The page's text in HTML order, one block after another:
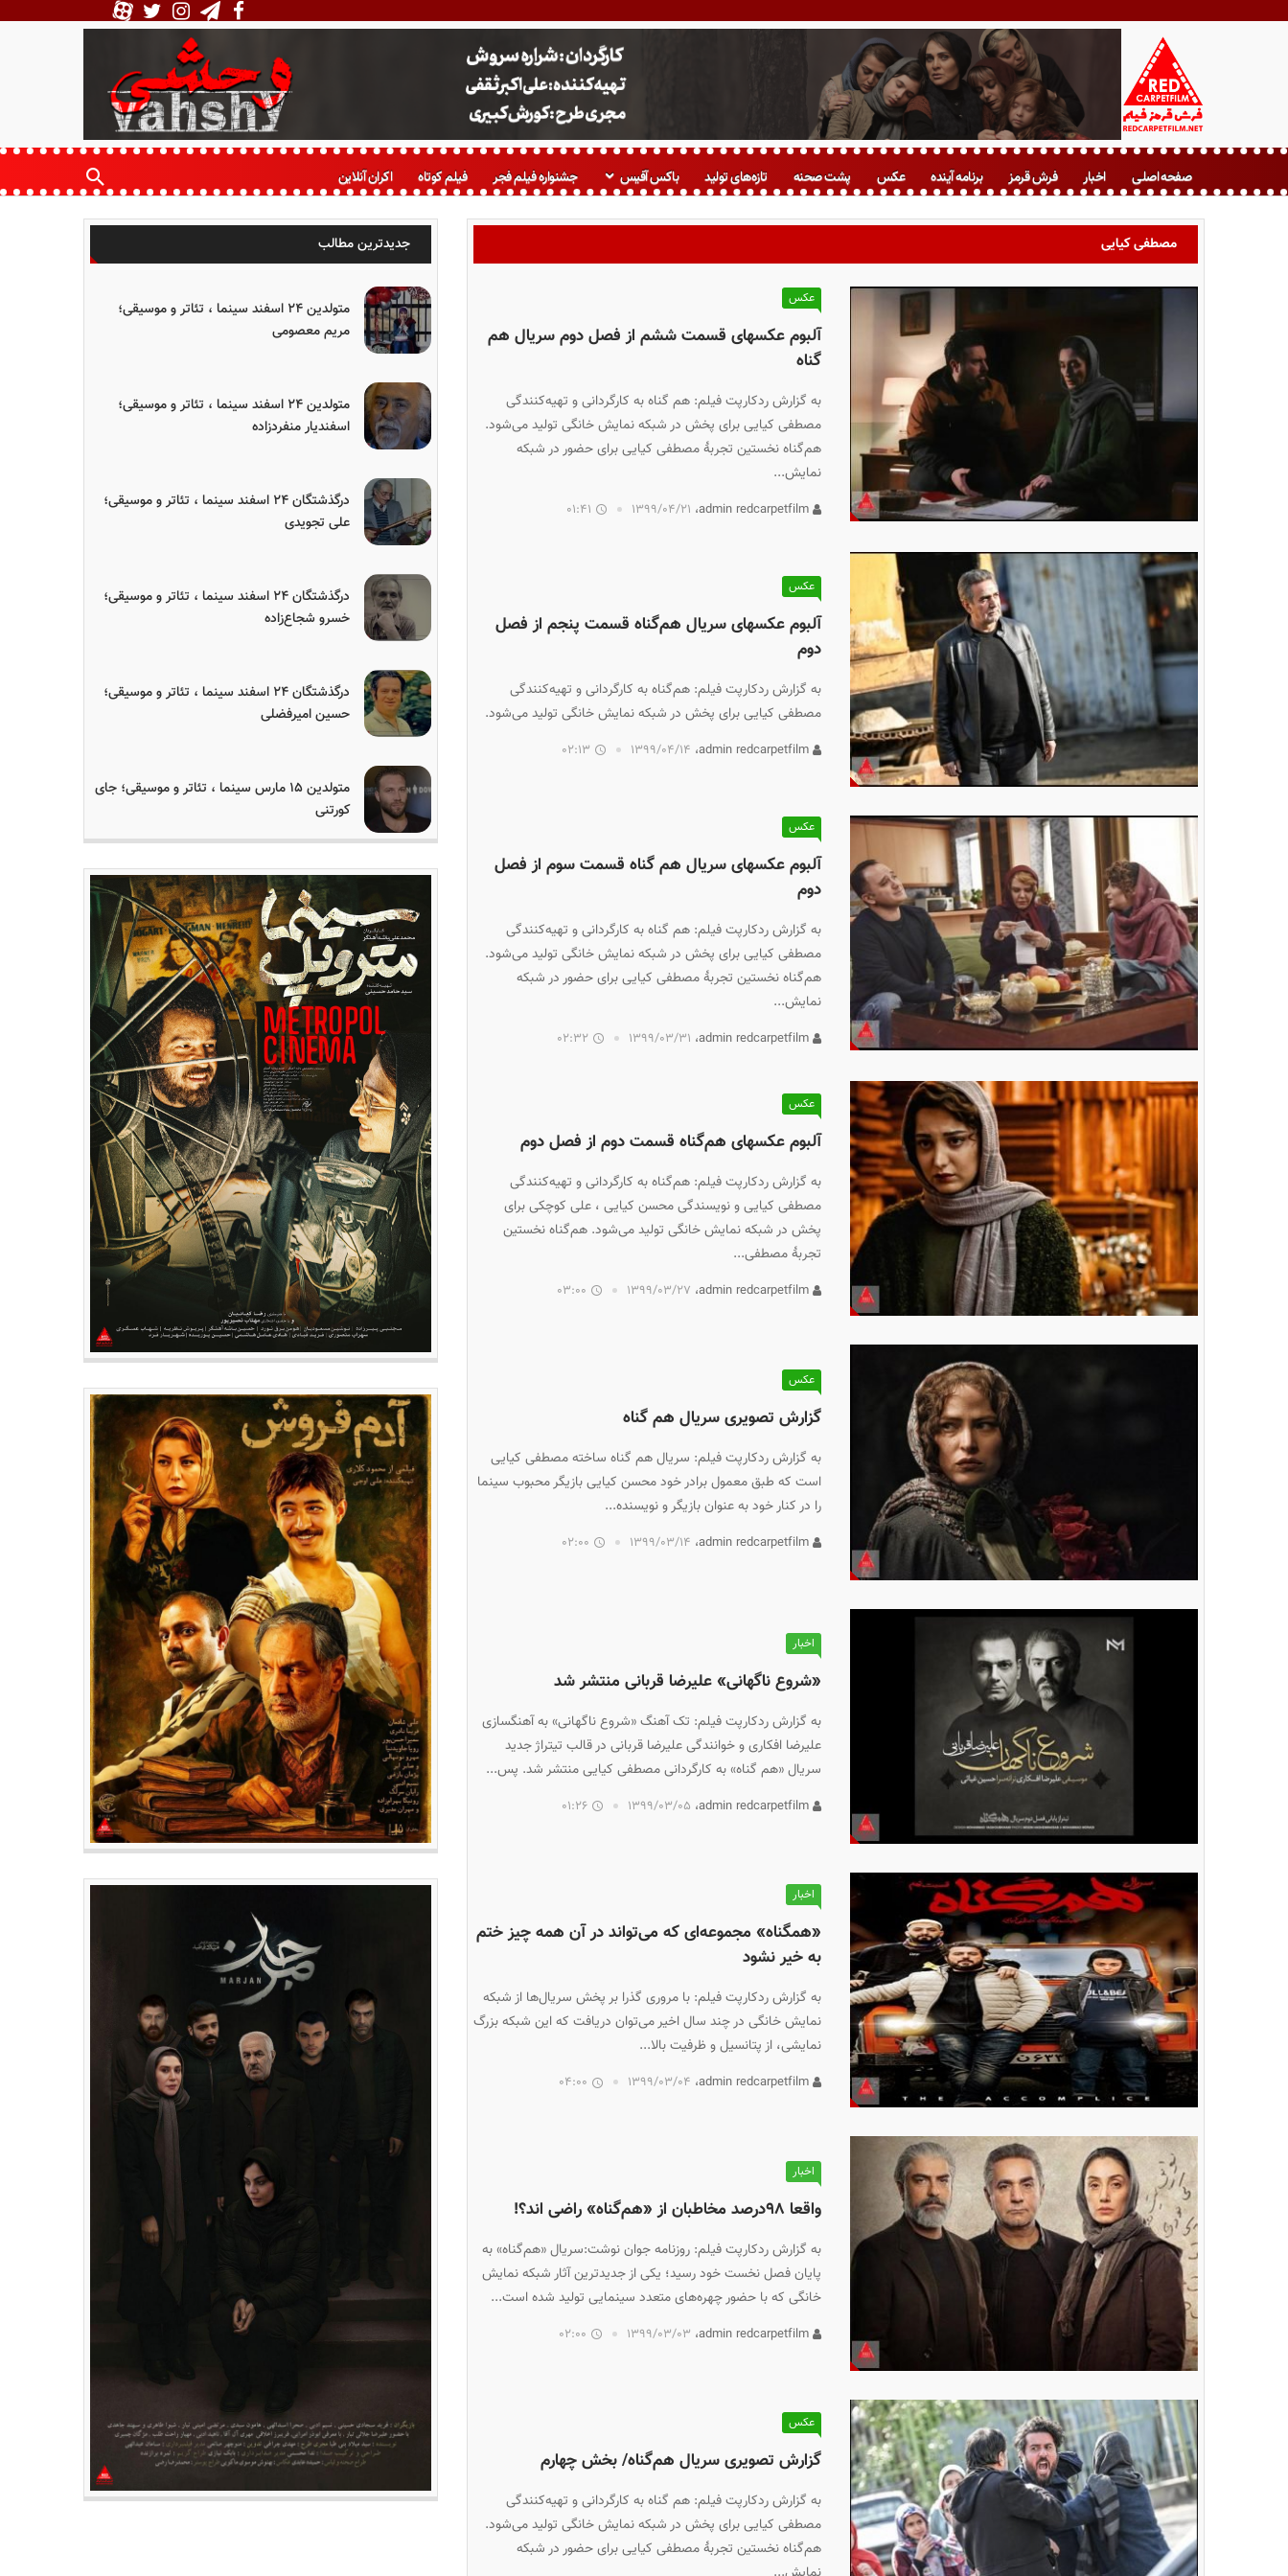
ف
ش
صفحه اصلی اخبار فرش قرمز برنامه آینده عکس پشت صحنه تازه‌های تولید باکس آفیس جشنواره فیلم فجر فیلم کوتاه اکران آنلاین
مصطفی کیایی
عکس
آلبوم عکسهای قسمت ششم از فصل دوم سریال هم
گناه
به گزارش ردکارپت فیلم: هم گناه به کارگردانی و تهیه‌کنندگی
مصطفی کیایی برای پخش در شبکه نمایش خانگی تولید می‌شود.
هم‌گناه نخستین تجربهٔ مصطفی کیایی برای حضور در شبکه
نمایش...
۱۳۹۹/۰۴/۲۱ 01:41
عکس
آلبوم عکسهای سریال هم‌گناه قسمت پنجم از فصل
دوم
به گزارش ردکارپت فیلم: هم‌گناه به کارگردانی و تهیه‌کنندگی
مصطفی کیایی برای پخش در شبکه نمایش خانگی تولید می‌شود.
۱۳۹۹/۰۴/۱۴ 02:13
عکس
آلبوم عکسهای سریال هم گناه قسمت سوم از فصل
دوم
به گزارش ردکارپت فیلم: هم گناه به کارگردانی و تهیه‌کنندگی
مصطفی کیایی برای پخش در شبکه نمایش خانگی تولید می‌شود.
هم‌گناه نخستین تجربهٔ مصطفی کیایی برای حضور در شبکه
نمایش...
۱۳۹۹/۰۳/۳۱ 02:32
عکس
آلبوم عکسهای هم‌گناه قسمت دوم از فصل دوم
به گزارش ردکارپت فیلم: هم‌گناه به کارگردانی و تهیه‌کنندگی
مصطفی کیایی و نویسندگی محسن کیایی ، علی کوچکی برای
پخش در شبکه نمایش خانگی تولید می‌شود. هم‌گناه نخستین
تجربهٔ مصطفی...
۱۳۹۹/۰۳/۲۷ 03:00
عکس
گزارش تصویری سریال هم گناه
به گزارش ردکارپت فیلم: سریال هم گناه ساخته مصطفی کیایی
است که طبق معمول برادر خود محسن کیایی بازیگر محبوب سینما
را در کنار خود به عنوان بازیگر و نویسنده...
۱۳۹۹/۰۳/۱۴ 02:00
اخبار
«شروع ناگهانی» علیرضا قربانی منتشر شد
به گزارش ردکارپت فیلم: تک آهنگ «شروع ناگهانی» به آهنگسازی
علیرضا افکاری و خوانندگی علیرضا قربانی در قالب تیتراژ جدید
سریال «هم گناه» به کارگردانی مصطفی کیایی منتشر شد. پس...
۱۳۹۹/۰۳/۰۵ 01:26
اخبار
«همگناه» مجموعه‌ای که می‌تواند در آن همه چیز ختم
به خیر نشود
به گزارش ردکارپت فیلم: با مروری گذرا بر پخش سریال‌ها از شبکه
نمایش خانگی در چند سال اخیر می‌توان دریافت که این شبکه بزرگ
نمایشی، از پتانسیل و ظرفیت بالا...
۱۳۹۹/۰۳/۰۴ 04:00
اخبار
واقعا ۹۸درصد مخاطبان از «هم‌گناه» راضی اند؟!
به گزارش ردکارپت فیلم: روزنامه جوان نوشت:سریال «هم‌گناه» به
پایان فصل نخست خود رسید؛ یکی از جدیدترین آثار شبکه نمایش
خانگی که با حضور چهره‌های متعدد سینمایی تولید شده است...
۱۳۹۹/۰۳/۰۳ 02:00
عکس
گزارش تصویری سریال هم‌گناه/ بخش چهارم
به گزارش ردکارپت فیلم: هم گناه به کارگردانی و تهیه‌کنندگی
مصطفی کیایی برای پخش در شبکه نمایش خانگی تولید می‌شود.
هم‌گناه نخستین تجربهٔ مصطفی کیایی برای حضور در شبکه
جدیدترین مطالب
متولدین ۲۴ اسفند سینما ، تئاتر و موسیقی؛
مریم معصومی
متولدین ۲۴ اسفند سینما ، تئاتر و موسیقی؛
اسفندیار منفردزاده
درگذشتگان ۲۴ اسفند سینما ، تئاتر و موسیقی؛
علی تجویدی
درگذشتگان ۲۴ اسفند سینما ، تئاتر و موسیقی؛
خسرو شجاع‌زاده
درگذشتگان ۲۴ اسفند سینما ، تئاتر و موسیقی؛
حسین امیرفضلی
متولدین ۱۵ مارس سینما ، تئاتر و موسیقی؛ جای
کورتنی